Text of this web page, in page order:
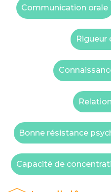
Communication orale
Rigueur
Bonne résistance
Capacité de